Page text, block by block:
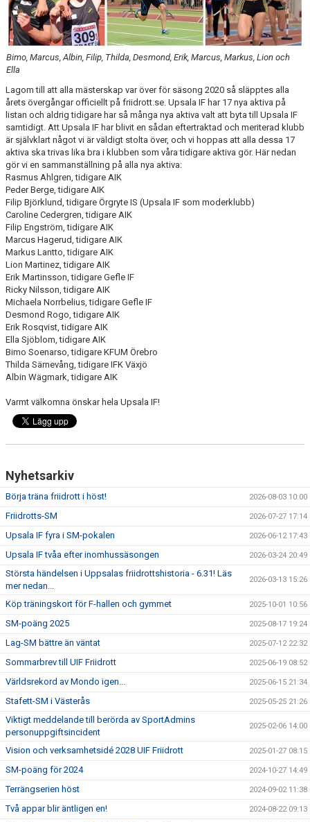
STATISTIK
Bimo, Marcus, Albin, Filip, Thilda, Desmond, Erik, Marcus, Markus, Lion och
Ella
Lagom till att alla mästerskap var över för säsong 2020 så släpptes alla
årets övergångar officiellt på friidrott.se. Upsala IF har 17 nya aktiva på
listan och aldrig tidigare har så många nya aktiva valt att byta till Upsala IF
samtidigt. Att Upsala IF har blivit en sådan eftertraktad och meriterad klubb
är självklart något vi är väldigt stolta över, och vi hoppas att alla dessa 17
aktiva ska trivas lika bra i klubben som våra tidigare aktiva gör. Här nedan
gör vi en sammanställning på alla nya aktiva:
Rasmus Ahlgren, tidigare AIK
Peder Berge, tidigare AIK
Filip Björklund, tidigare Örgryte IS (Upsala IF som moderklubb)
Caroline Cedergren, tidigare AIK
Filip Engström, tidigare AIK
Marcus Hagerud, tidigare AIK
Markus Lantto, tidigare AIK
Lion Martinez, tidigare AIK
Erik Martinsson, tidigare Gefle IF
Ricky Nilsson, tidigare AIK
Michaela Norrbelius, tidigare Gefle IF
Desmond Rogo, tidigare AIK
Erik Rosqvist, tidigare AIK
Ella Sjöblom, tidigare AIK
Bimo Soenarso, tidigare KFUM Örebro
Thilda Särnevång, tidigare IFK Växjö
Albin Wägmark, tidigare AIK
Varmt välkomna önskar hela Upsala IF!
Nyhetsarkiv
Börja träna friidrott i höst! 2026-08-03 10:00
Friidrotts-SM 2026-07-27 17:14
Upsala IF fyra i SM-pokalen 2026-06-12 17:43
Upsala IF tvåa efter inomhussäsongen 2026-03-24 20:49
Största händelsen i Uppsalas friidrottshistoria - 6.31! Läs
mer nedan...
2026-03-13 15:26
Köp träningskort för F-hallen och gymmet 2025-10-01 10:56
SM-poäng 2025 2025-08-17 19:24
Lag-SM bättre än väntat 2025-07-12 22:32
Sommarbrev till UIF Friidrott 2025-06-19 08:52
Världsrekord av Mondo igen... 2025-06-15 21:34
Stafett-SM i Västerås 2025-05-25 21:26
Viktigt meddelande till berörda av SportAdmins
personuppgiftsincident
2025-02-06 14:00
Vision och verksamhetsidé 2028 UIF Friidrott 2025-01-27 08:15
SM-poäng för 2024 2024-10-27 14:49
Terrängserien höst 2024-09-02 11:38
Två appar blir äntligen en! 2024-08-22 09:13